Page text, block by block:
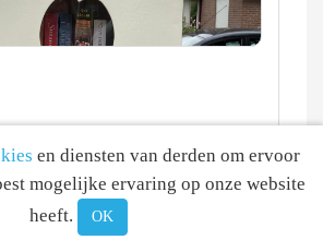
en diensten van derden om ervoor
mogelijke ervaring op onze website
heeft.
OK